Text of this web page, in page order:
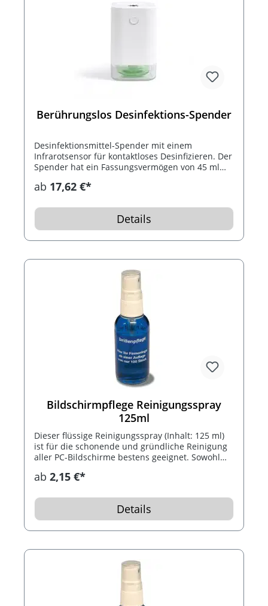
Berührungslos Desinfektions-Spender
Desinfektionsmittel-Spender mit einem
Infrarotsensor für kontaktloses Desinfizieren. Der
Spender hat ein Fassungsvermögen von 45 ml
Akku. Ein USB-Kabel ist inklusive.
ab 17,62 €*
Details
Bildschirmpflege Reinigungsspray
125ml
Dieser flüssige Reinigungsspray (Inhalt: 125 ml)
ist für die schonende und gründliche Reinigung
aller PC-Bildschirme bestens geeignet. Sowohl
können mit der Bildschirmpflege gepflegt
ab 2,15 €*
Details